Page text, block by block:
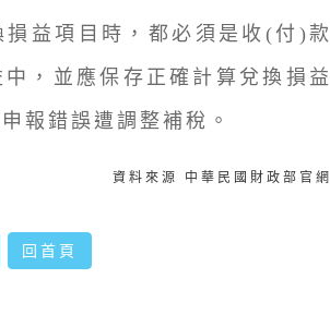
益項目時，都必須是收(付)款
，並應保存正確計算兌換損益
報錯誤遭調整補稅。
資料來源 中華民國財政部官網
回首頁